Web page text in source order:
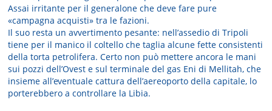
Assai irritante per il generalone che deve fare pure
«campagna acquisti» tra le fazioni.
Il suo resta un avvertimento pesante: nell’assedio di Tripoli
tiene per il manico il coltello che taglia alcune fette consistenti
della torta petrolifera. Certo non può mettere ancora le mani
sui pozzi dell’Ovest e sul terminale del gas Eni di Mellitah, che
insieme all’eventuale cattura dell’aereoporto della capitale, lo
porterebbero a controllare la Libia.